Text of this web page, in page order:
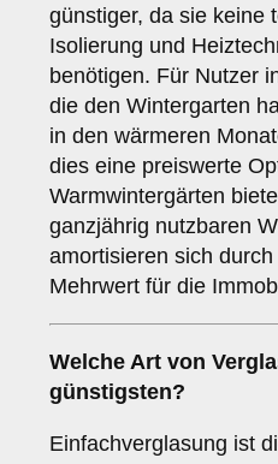
günstiger, da sie keine
Isolierung und
benötigen. Für Nutzer
die den Wintergarten
in den wärmeren
dies eine preiswerte
Warmwintergärten
ganzjährig nutzbaren
amortisieren sich durch
Mehrwert für die
Welche Art von
günstigsten?
Einfachverglasung ist